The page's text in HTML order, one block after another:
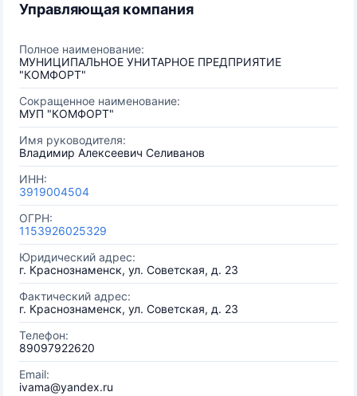
Управляющая компания
Полное наименование:
МУНИЦИПАЛЬНОЕ УНИТАРНОЕ ПРЕДПРИЯТИЕ
"КОМФОРТ"
Сокращенное наименование:
МУП "КОМФОРТ"
Имя руководителя:
Владимир Алексеевич Селиванов
ИНН:
3919004504
ОГРН:
1153926025329
Юридический адрес:
г. Краснознаменск, ул. Советская, д. 23
Фактический адрес:
г. Краснознаменск, ул. Советская, д. 23
Телефон:
89097922620
Email:
ivama@yandex.ru